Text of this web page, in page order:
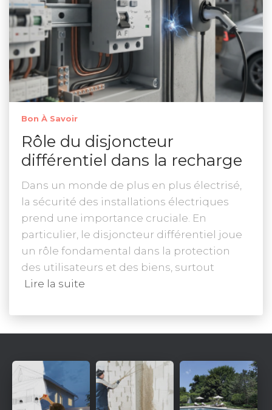
Bon À Savoir
Rôle du disjoncteur
différentiel dans la recharge
Dans un monde de plus en plus électrisé,
la sécurité des installations électriques
prend une importance cruciale. En
particulier, le disjoncteur différentiel joue
un rôle fondamental dans la protection
des utilisateurs et des biens, surtout
Lire la suite